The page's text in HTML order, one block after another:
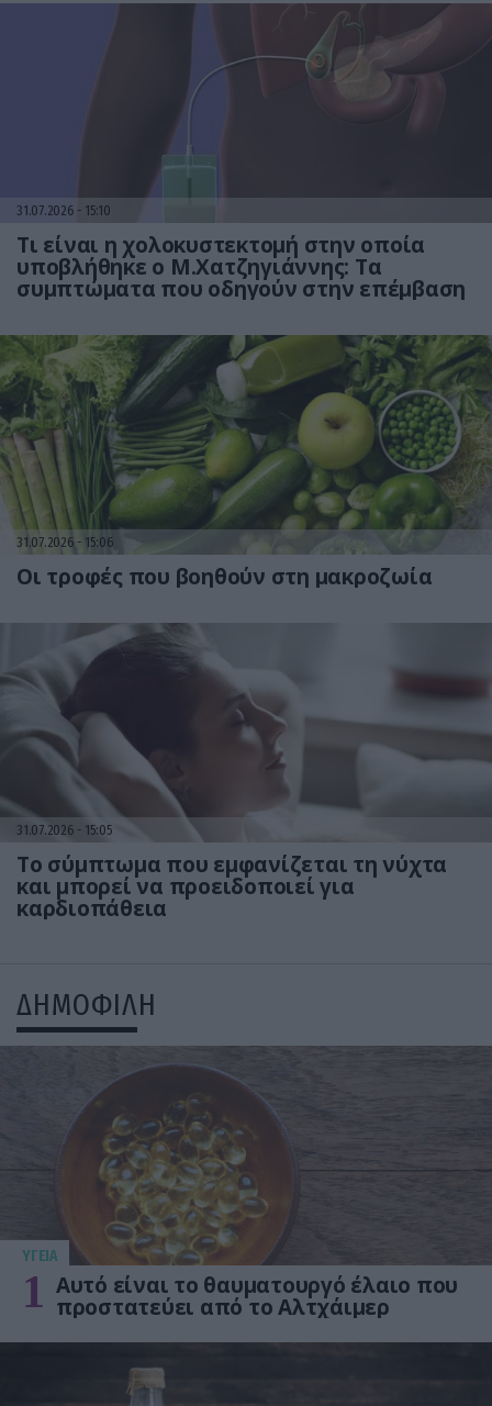
31.07.2026 15:10
Τι είναι η χολοκυστεκτομή στην οποία
υποβλήθηκε ο Μ.Χατζηγιάννης: Tα
συμπτώματα που οδηγούν στην επέμβαση
31.07.2026 15:06
Οι τροφές που βοηθούν στη μακροζωία
31.07.2026 15:05
Το σύμπτωμα που εμφανίζεται τη νύχτα
και μπορεί να προειδοποιεί για
καρδιοπάθεια
ΔΗΜΟΦΙΛΗ
ΥΓΕΙΑ
1 Αυτό είναι το θαυματουργό έλαιο που
προστατεύει από το Αλτχάιμερ